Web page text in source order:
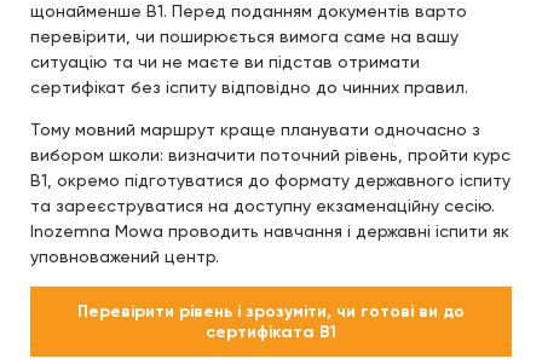
щонайменше B1. Перед поданням документів варто
перевірити, чи поширюється вимога саме на вашу
ситуацію та чи не маєте ви підстав отримати
сертифікат без іспиту відповідно до чинних правил.
Тому мовний маршрут краще планувати одночасно з
вибором школи: визначити поточний рівень, пройти курс
B1, окремо підготуватися до формату державного іспиту
та зареєструватися на доступну екзаменаційну сесію.
Inozemna Mowa проводить навчання і державні іспити як
уповноважений центр.
Перевірити рівень і зрозуміти, чи готові ви до
сертифіката B1